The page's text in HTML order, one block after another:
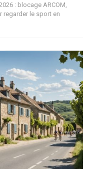
: blocage ARCOM,
regarder le sport en